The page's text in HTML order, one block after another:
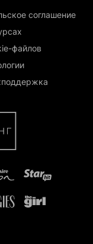
соглашение
файлов